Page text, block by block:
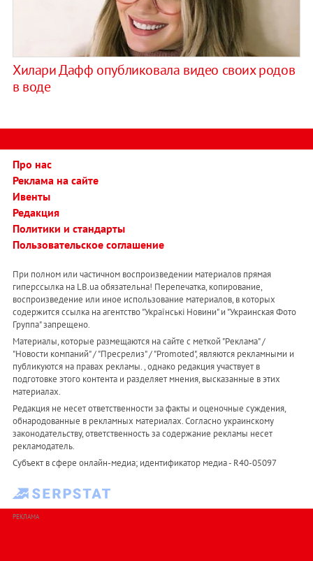
Хилари Дафф опубликовала видео своих родов
в воде
Про нас
Реклама на сайте
Ивенты
Редакция
Политики и стандарты
Пользовательское соглашение
При полном или частичном воспроизведении материалов прямая
гиперссылка на LB.ua обязательна! Перепечатка, копирование,
воспроизведение или иное использование материалов, в которых
содержится ссылка на агентство "Українськi Новини" и "Украинская Фото
Группа" запрещено.
Материалы, которые размещаются на сайте с меткой "Реклама" /
"Новости компаний" / "Пресрелиз" / "Promoted", являются рекламными и
публикуются на правах рекламы. , однако редакция участвует в
подготовке этого контента и разделяет мнения, высказанные в этих
материалах.
Редакция не несет ответственности за факты и оценочные суждения,
обнародованные в рекламных материалах. Согласно украинскому
законодательству, ответственность за содержание рекламы несет
рекламодатель.
Субъект в сфере онлайн-медиа; идентификатор медиа - R40-05097
РЕКЛАМА